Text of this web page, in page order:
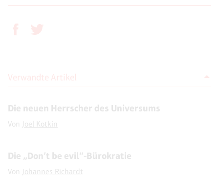
Die neuen Herrscher des Universums
Von Joel Kotkin
Die „Don’t be evil“-Bürokratie
Von Johannes Richardt